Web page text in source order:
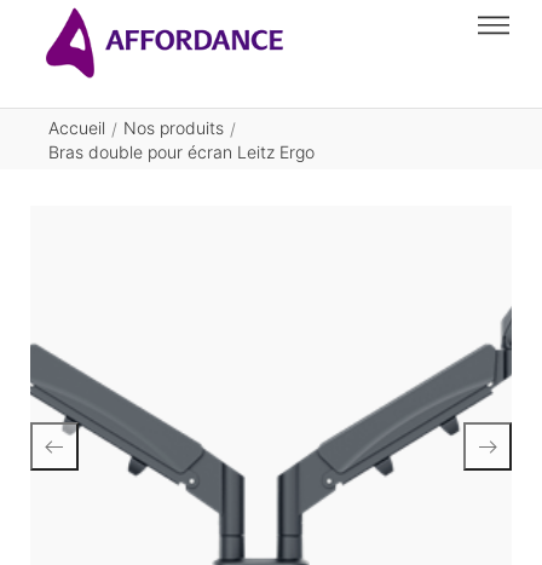
Accueil / Nos produits /
Bras double pour écran Leitz Ergo